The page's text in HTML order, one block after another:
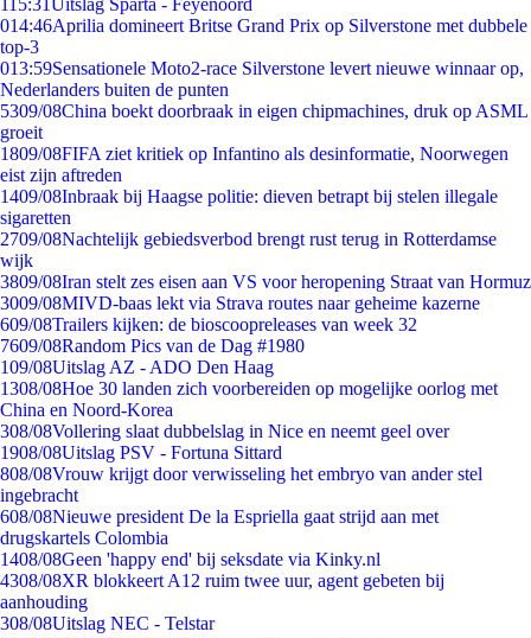
115:31Uitslag Sparta - Feyenoord
014:46Aprilia domineert Britse Grand Prix op Silverstone met dubbele
top-3
013:59Sensationele Moto2-race Silverstone levert nieuwe winnaar op,
Nederlanders buiten de punten
5309/08China boekt doorbraak in eigen chipmachines, druk op ASML
groeit
1809/08FIFA ziet kritiek op Infantino als desinformatie, Noorwegen
eist zijn aftreden
1409/08Inbraak bij Haagse politie: dieven betrapt bij stelen illegale
sigaretten
2709/08Nachtelijk gebiedsverbod brengt rust terug in Rotterdamse
wijk
3809/08Iran stelt zes eisen aan VS voor heropening Straat van Hormuz
3009/08MIVD-baas lekt via Strava routes naar geheime kazerne
609/08Trailers kijken: de bioscoopreleases van week 32
7609/08Random Pics van de Dag #1980
109/08Uitslag AZ - ADO Den Haag
1308/08Hoe 30 landen zich voorbereiden op mogelijke oorlog met
China en Noord-Korea
308/08Vollering slaat dubbelslag in Nice en neemt geel over
1908/08Uitslag PSV - Fortuna Sittard
808/08Vrouw krijgt door verwisseling het embryo van ander stel
ingebracht
608/08Nieuwe president De la Espriella gaat strijd aan met
drugskartels Colombia
1408/08Geen 'happy end' bij seksdate via Kinky.nl
4308/08XR blokkeert A12 ruim twee uur, agent gebeten bij
aanhouding
308/08Uitslag NEC - Telstar